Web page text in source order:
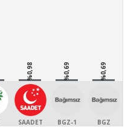
%0,98
SAADET
%0,69
BGZ-1
%0,69
BGZ